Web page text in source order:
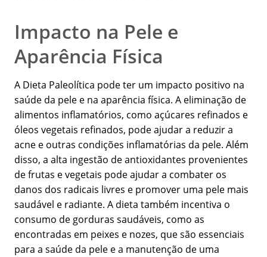
Impacto na Pele e
Aparência Física
A Dieta Paleolítica pode ter um impacto positivo na
saúde da pele e na aparência física. A eliminação de
alimentos inflamatórios, como açúcares refinados e
óleos vegetais refinados, pode ajudar a reduzir a
acne e outras condições inflamatórias da pele. Além
disso, a alta ingestão de antioxidantes provenientes
de frutas e vegetais pode ajudar a combater os
danos dos radicais livres e promover uma pele mais
saudável e radiante. A dieta também incentiva o
consumo de gorduras saudáveis, como as
encontradas em peixes e nozes, que são essenciais
para a saúde da pele e a manutenção de uma